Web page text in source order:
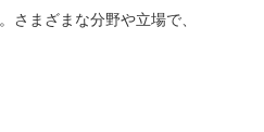
まざまな分野や立場で、